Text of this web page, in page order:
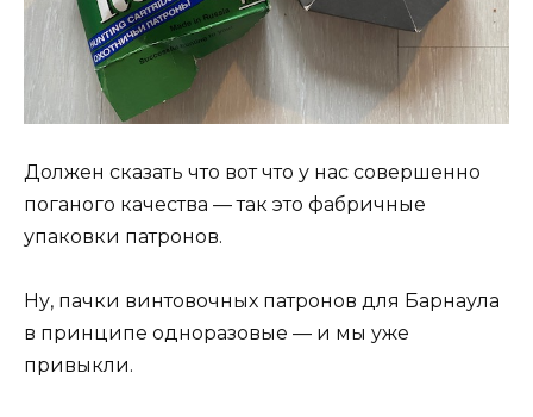
Должен сказать что вот что у нас совершенно
поганого качества — так это фабричные
упаковки патронов.
Ну, пачки винтовочных патронов для Барнаула
в принципе одноразовые — и мы уже
привыкли.